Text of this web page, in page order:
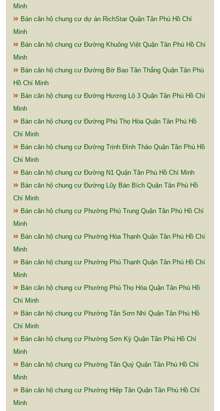
Minh
Bán căn hộ chung cư dự án RichStar Quận Tân Phú Hồ Chí
Minh
Bán căn hộ chung cư Đường Khuông Việt Quận Tân Phú Hồ Chí
Minh
Bán căn hộ chung cư Đường Bờ Bao Tân Thắng Quận Tân Phú
Hồ Chí Minh
Bán căn hộ chung cư Đường Hương Lộ 3 Quận Tân Phú Hồ Chí
Minh
Bán căn hộ chung cư Đường Phú Thọ Hòa Quận Tân Phú Hồ
Chí Minh
Bán căn hộ chung cư Đường Trịnh Đình Thảo Quận Tân Phú Hồ
Chí Minh
Bán căn hộ chung cư Đường N1 Quận Tân Phú Hồ Chí Minh
Bán căn hộ chung cư Đường Lũy Bán Bích Quận Tân Phú Hồ
Chí Minh
Bán căn hộ chung cư Phường Phú Trung Quận Tân Phú Hồ Chí
Minh
Bán căn hộ chung cư Phường Hòa Thạnh Quận Tân Phú Hồ Chí
Minh
Bán căn hộ chung cư Phường Phú Thạnh Quận Tân Phú Hồ Chí
Minh
Bán căn hộ chung cư Phường Phú Thọ Hòa Quận Tân Phú Hồ
Chí Minh
Bán căn hộ chung cư Phường Tân Sơn Nhì Quận Tân Phú Hồ
Chí Minh
Bán căn hộ chung cư Phường Sơn Kỳ Quận Tân Phú Hồ Chí
Minh
Bán căn hộ chung cư Phường Tân Quý Quận Tân Phú Hồ Chí
Minh
Bán căn hộ chung cư Phường Hiệp Tân Quận Tân Phú Hồ Chí
Minh